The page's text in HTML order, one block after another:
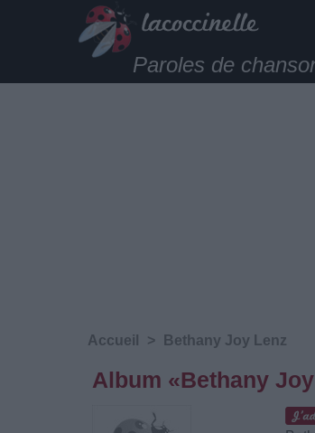
Paroles de
Accueil > Bethany Joy Lenz
Album «Bethany